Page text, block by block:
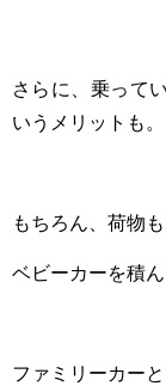
さらに、乗って
いうメリットも。
もちろん、荷物
ベビーカーを積ん
ファミリーカー